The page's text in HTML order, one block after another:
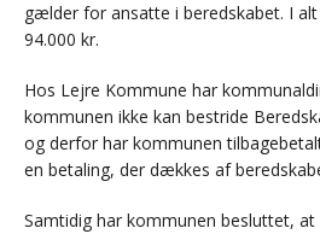
gælder for ansatte i beredskabet. I
94.000 kr.
Hos Lejre Kommune har
kommunen ikke kan bestride
og derfor har kommunen
en betaling, der dækkes af
Samtidig har kommunen besluttet,